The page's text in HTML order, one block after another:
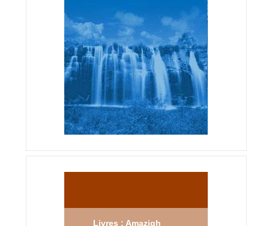
Livres : Amazigh